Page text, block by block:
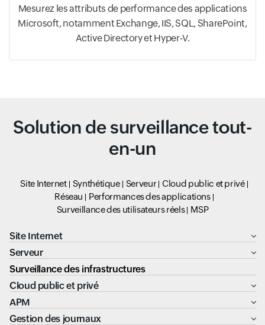
Mesurez les attributs de performance des applications
Microsoft, notamment Exchange, IIS, SQL, SharePoint,
Active Directory et Hyper-V.
Solution de surveillance tout-
en-un
Site Internet Synthétique Serveur
Cloud public et privé
Réseau
Performances des applications
Surveillance des utilisateurs réels
MSP
Site Internet
Serveur
Surveillance des infrastructures
Cloud public et privé
APM
Gestion des journaux